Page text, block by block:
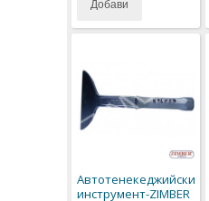
Добави
Автотенекеджийски
инструмент-ZIMBER